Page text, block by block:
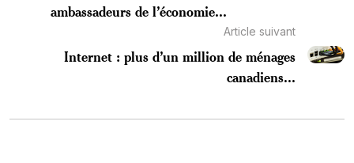
ambassadeurs de l’économie...
Article suivant
Internet : plus d’un million de ménages
canadiens...